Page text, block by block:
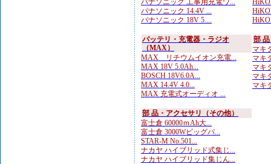
パナソニック 工事用充電ワ...
パナソニック 14.4V ...
パナソニック 18V 5....
バッテリ・充電器・ラジオ
（MAX）
MAX リチウムイオン充電...
MAX 18V 5.0Ah...
BOSCH 18V6.0A...
MAX 14.4V 4.0...
MAX 充電式オーディオ ...
部
マキ
マキ
マキ
マキ
マキ
部 品・アクセサリ（その他）
富士倉 60000ｍAh大...
富士倉 3000Wビッグパ...
STAR-M No.501...
ナカヤ ハイブリッド式集じ...
ナカヤ ハイブリッド集じん...